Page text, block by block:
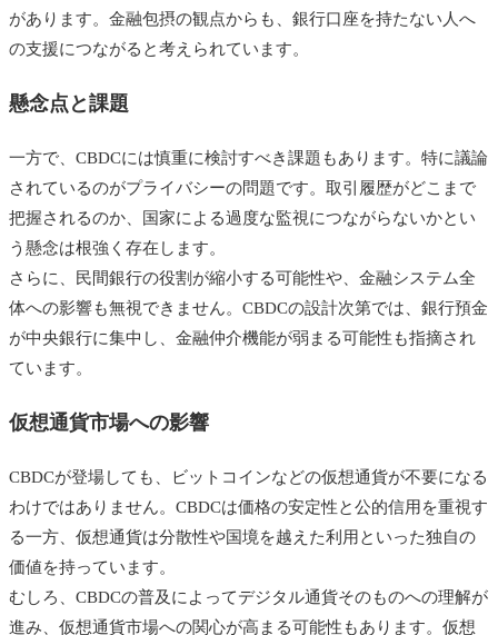
があります。金融包摂の観点からも、銀行口座を持たない人へ
の支援につながると考えられています。
懸念点と課題
一方で、CBDCには慎重に検討すべき課題もあります。特に議論
されているのがプライバシーの問題です。取引履歴がどこまで
把握されるのか、国家による過度な監視につながらないかとい
う懸念は根強く存在します。
さらに、民間銀行の役割が縮小する可能性や、金融システム全
体への影響も無視できません。CBDCの設計次第では、銀行預金
が中央銀行に集中し、金融仲介機能が弱まる可能性も指摘され
ています。
仮想通貨市場への影響
CBDCが登場しても、ビットコインなどの仮想通貨が不要になる
わけではありません。CBDCは価格の安定性と公的信用を重視す
る一方、仮想通貨は分散性や国境を越えた利用といった独自の
価値を持っています。
むしろ、CBDCの普及によってデジタル通貨そのものへの理解が
進み、仮想通貨市場への関心が高まる可能性もあります。仮想